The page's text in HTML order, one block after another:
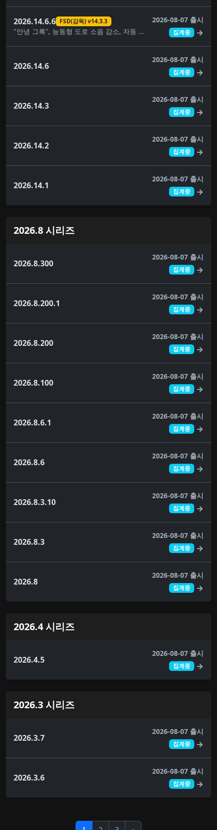
2026.14.6.6 FSD(감독) v14.3.3
"안녕 그록", 능동형 도로 소음 감소, 자동 소프트웨어 업데이트, 사각지대 경고등, 주차 중 사각지대 경고, 컴포트 브레이킹, 대시캠 뷰어 업데이트, FSD(감독) v14.3.3, 완전 자율주행(감독), 몰입형 사운드 업그레이드, 건반, 음악 앱 대기열, 페인트 가게, 애완동물 모드, 후면 디스플레이, 보안 개선, 자율주행 앱, 스케치북, 슈퍼차저 가격 필터, 여행, 시각적 업데이트, 날씨 지도 개선
2026-08-07 출시
집계중 →
2026.14.6
2026-08-07 출시
집계중 →
2026.14.3
2026-08-07 출시
집계중 →
2026.14.2
2026-08-07 출시
집계중 →
2026.14.1
2026-08-07 출시
집계중 →
2026.8 시리즈
2026.8.300
2026-08-07 출시
집계중 →
2026.8.200.1
2026-08-07 출시
집계중 →
2026.8.200
2026-08-07 출시
집계중 →
2026.8.100
2026-08-07 출시
집계중 →
2026.8.6.1
2026-08-07 출시
집계중 →
2026.8.6
2026-08-07 출시
집계중 →
2026.8.3.10
2026-08-07 출시
집계중 →
2026.8.3
2026-08-07 출시
집계중 →
2026.8
2026-08-07 출시
집계중 →
2026.4 시리즈
2026.4.5
2026-08-07 출시
집계중 →
2026.3 시리즈
2026.3.7
2026-08-07 출시
집계중 →
2026.3.6
2026-08-07 출시
집계중 →